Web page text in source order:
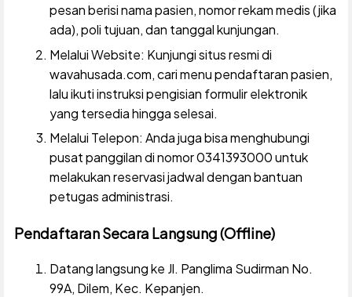
pesan berisi nama pasien, nomor rekam medis (jika
ada), poli tujuan, dan tanggal kunjungan.
Melalui Website: Kunjungi situs resmi di
wavahusada.com, cari menu pendaftaran pasien,
lalu ikuti instruksi pengisian formulir elektronik
yang tersedia hingga selesai.
Melalui Telepon: Anda juga bisa menghubungi
pusat panggilan di nomor 0341393000 untuk
melakukan reservasi jadwal dengan bantuan
petugas administrasi.
Pendaftaran Secara Langsung (Offline)
Datang langsung ke Jl. Panglima Sudirman No.
99A, Dilem, Kec. Kepanjen.